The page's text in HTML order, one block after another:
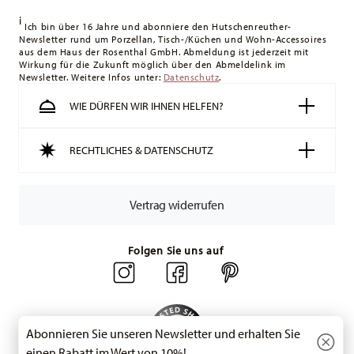
Königreich liegt der Mindestbestellwert bei £135, die
Lieferung erfolgt versandkostenfrei.
Schweiz:Lieferungen in die Schweiz sind ab 49,90 CHF
versandkostenfrei. Unter einem Bestellwert von 49,90 CHF
liegen die Versandkosten bei 36,90 CHF.
Tracking:
Sie erhalten per E-Mail einen Trackingcode, sobald
Ihr Paket auf die Reise geht.
vorrätige Artikel. Sie können die Lieferzeiten in andere
Retourenservice.
i Ich bin über 16 Jahre und abonniere den Hutschenreuther-
Newsletter rund um Porzellan, Tisch-/Küchen und Wohn-Accessoires
aus dem Haus der Rosenthal GmbH. Abmeldung ist jederzeit mit
Wirkung für die Zukunft möglich über den Abmeldelink im
Newsletter. Weitere Infos unter: Datenschutz.
WIE DÜRFEN WIR IHNEN HELFEN?
RECHTLICHES & DATENSCHUTZ
Vertrag widerrufen
Folgen Sie uns auf
Abonnieren Sie unseren Newsletter und erhalten Sie